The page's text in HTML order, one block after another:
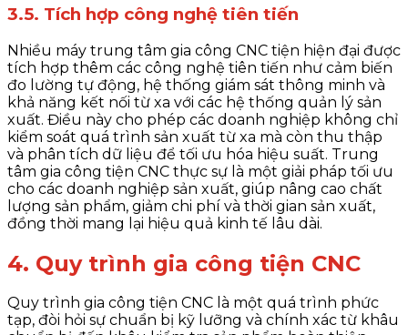
3.5. Tích hợp công nghệ tiên tiến
Nhiều máy trung tâm gia công CNC tiện hiện đại được
tích hợp thêm các công nghệ tiên tiến như cảm biến
đo lường tự động, hệ thống giám sát thông minh và
khả năng kết nối từ xa với các hệ thống quản lý sản
xuất. Điều này cho phép các doanh nghiệp không chỉ
kiểm soát quá trình sản xuất từ xa mà còn thu thập
và phân tích dữ liệu để tối ưu hóa hiệu suất. Trung
tâm gia công tiện CNC thực sự là một giải pháp tối ưu
cho các doanh nghiệp sản xuất, giúp nâng cao chất
lượng sản phẩm, giảm chi phí và thời gian sản xuất,
đồng thời mang lại hiệu quả kinh tế lâu dài.
4. Quy trình gia công tiện CNC
Quy trình gia công tiện CNC là một quá trình phức
tạp, đòi hỏi sự chuẩn bị kỹ lưỡng và chính xác từ khâu